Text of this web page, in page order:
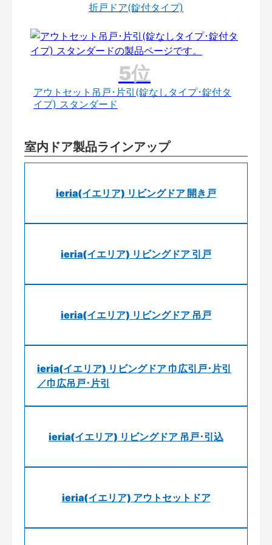
折戸ドア(錠付タイプ)
アウトセット吊戸･片引(錠なしタイプ･錠付タ
イプ) スタンダード
室内ドア製品ラインアップ
ieria(イエリア) リビングドア 開き戸
ieria(イエリア) リビングドア 引戸
ieria(イエリア) リビングドア 吊戸
ieria(イエリア) リビングドア 巾広引戸･片引
／巾広吊戸･片引
ieria(イエリア) リビングドア 吊戸･引込
ieria(イエリア) アウトセットドア